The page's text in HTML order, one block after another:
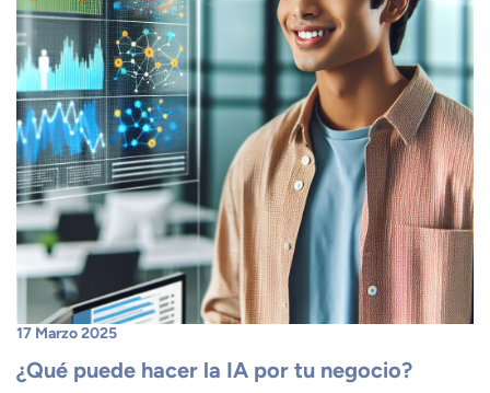
¿Qué puede hacer la IA por tu negocio?
17 Marzo 2025